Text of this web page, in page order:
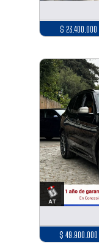
$ 23.400.000
$ 49.900.000